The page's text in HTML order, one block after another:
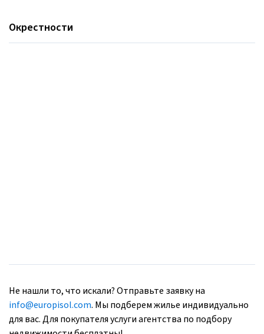
Окрестности
Не нашли то, что искали? Отправьте заявку на
info@europisol.com. Мы подберем жилье индивидуально
для вас. Для покупателя услуги агентства по подбору